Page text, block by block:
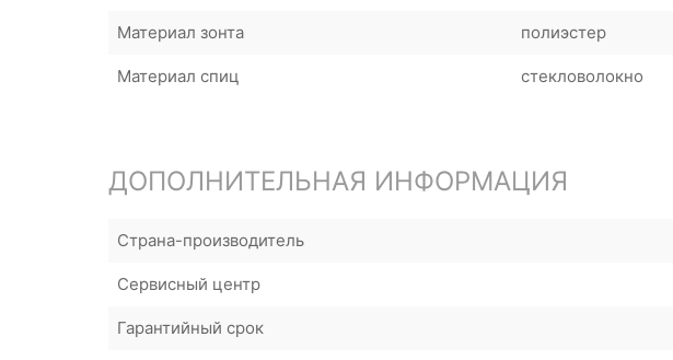
Материал зонта полиэстер
Материал спиц стекловолокно
ДОПОЛНИТЕЛЬНАЯ ИНФОРМАЦИЯ
Страна-производитель
Сервисный центр
Гарантийный срок